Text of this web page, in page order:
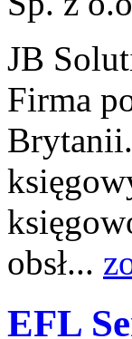
JB
Firma
obsł...
EFL